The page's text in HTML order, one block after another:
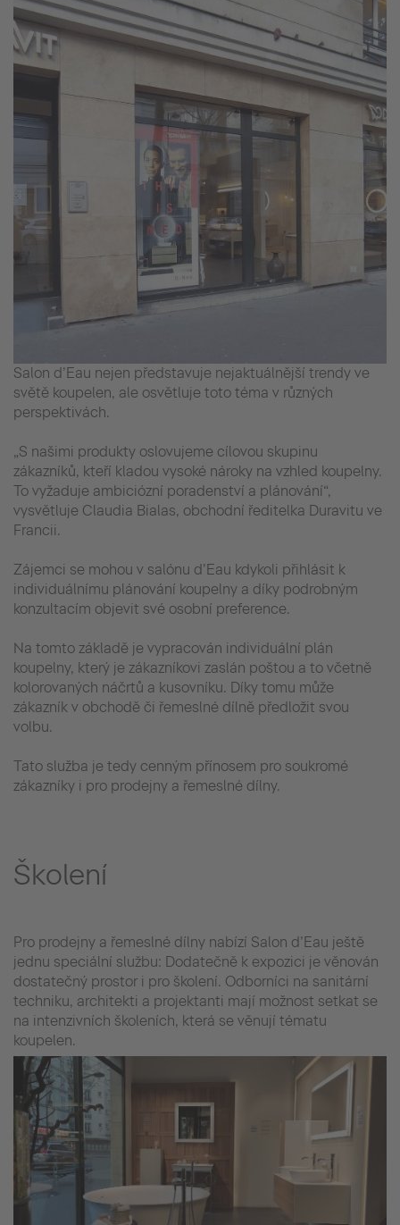
Salon d’Eau nejen představuje nejaktuálnější trendy ve
světě koupelen, ale osvětluje toto téma v různých
perspektivách.
„S našimi produkty oslovujeme cílovou skupinu
zákazníků, kteří kladou vysoké nároky na vzhled koupelny.
To vyžaduje ambiciózní poradenství a plánování“,
vysvětluje Claudia Bialas, obchodní ředitelka Duravitu ve
Francii.
Zájemci se mohou v salónu d’Eau kdykoli přihlásit k
individuálnímu plánování koupelny a díky podrobným
konzultacím objevit své osobní preference.
Na tomto základě je vypracován individuální plán
koupelny, který je zákazníkovi zaslán poštou a to včetně
kolorovaných náčrtů a kusovníku. Díky tomu může
zákazník v obchodě či řemeslné dílně předložit svou
volbu.
Tato služba je tedy cenným přínosem pro soukromé
zákazníky i pro prodejny a řemeslné dílny.
Školení
Pro prodejny a řemeslné dílny nabízí Salon d’Eau ještě
jednu speciální službu: Dodatečně k expozici je věnován
dostatečný prostor i pro školení. Odborníci na sanitární
techniku, architekti a projektanti mají možnost setkat se
na intenzivních školeních, která se věnují tématu
koupelen.